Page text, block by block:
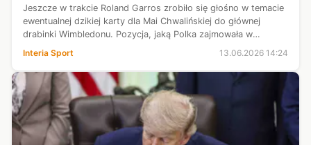
Jeszcze w trakcie Roland Garros zrobiło się głośno w temacie
ewentualnej dzikiej karty dla Mai Chwalińskiej do głównej
drabinki Wimbledonu. Pozycja, jaką Polka zajmowała w
na bezpośrednią ...
Interia Sport 13.06.2026 14:24